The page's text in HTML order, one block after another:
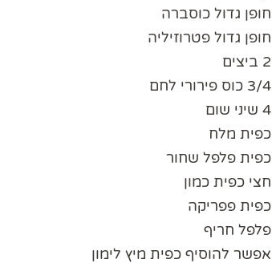
חופן גדול כוסברה
חופן גדול פטרוזיליה
2 ביצים
3/4 כוס פירורי לחם
4 שיני שום
כפית מלח
כפית פלפל שחור
חצי כפית כמון
כפית פפריקה
פלפל חריף
אפשר להוסיף כפית מיץ לימון